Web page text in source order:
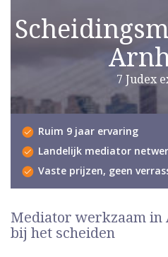
7 Judex
Ruim 9 jaar ervaring
Landelijk mediator
Vaste prijzen, geen
Mediator werkzaam in
bij het scheiden